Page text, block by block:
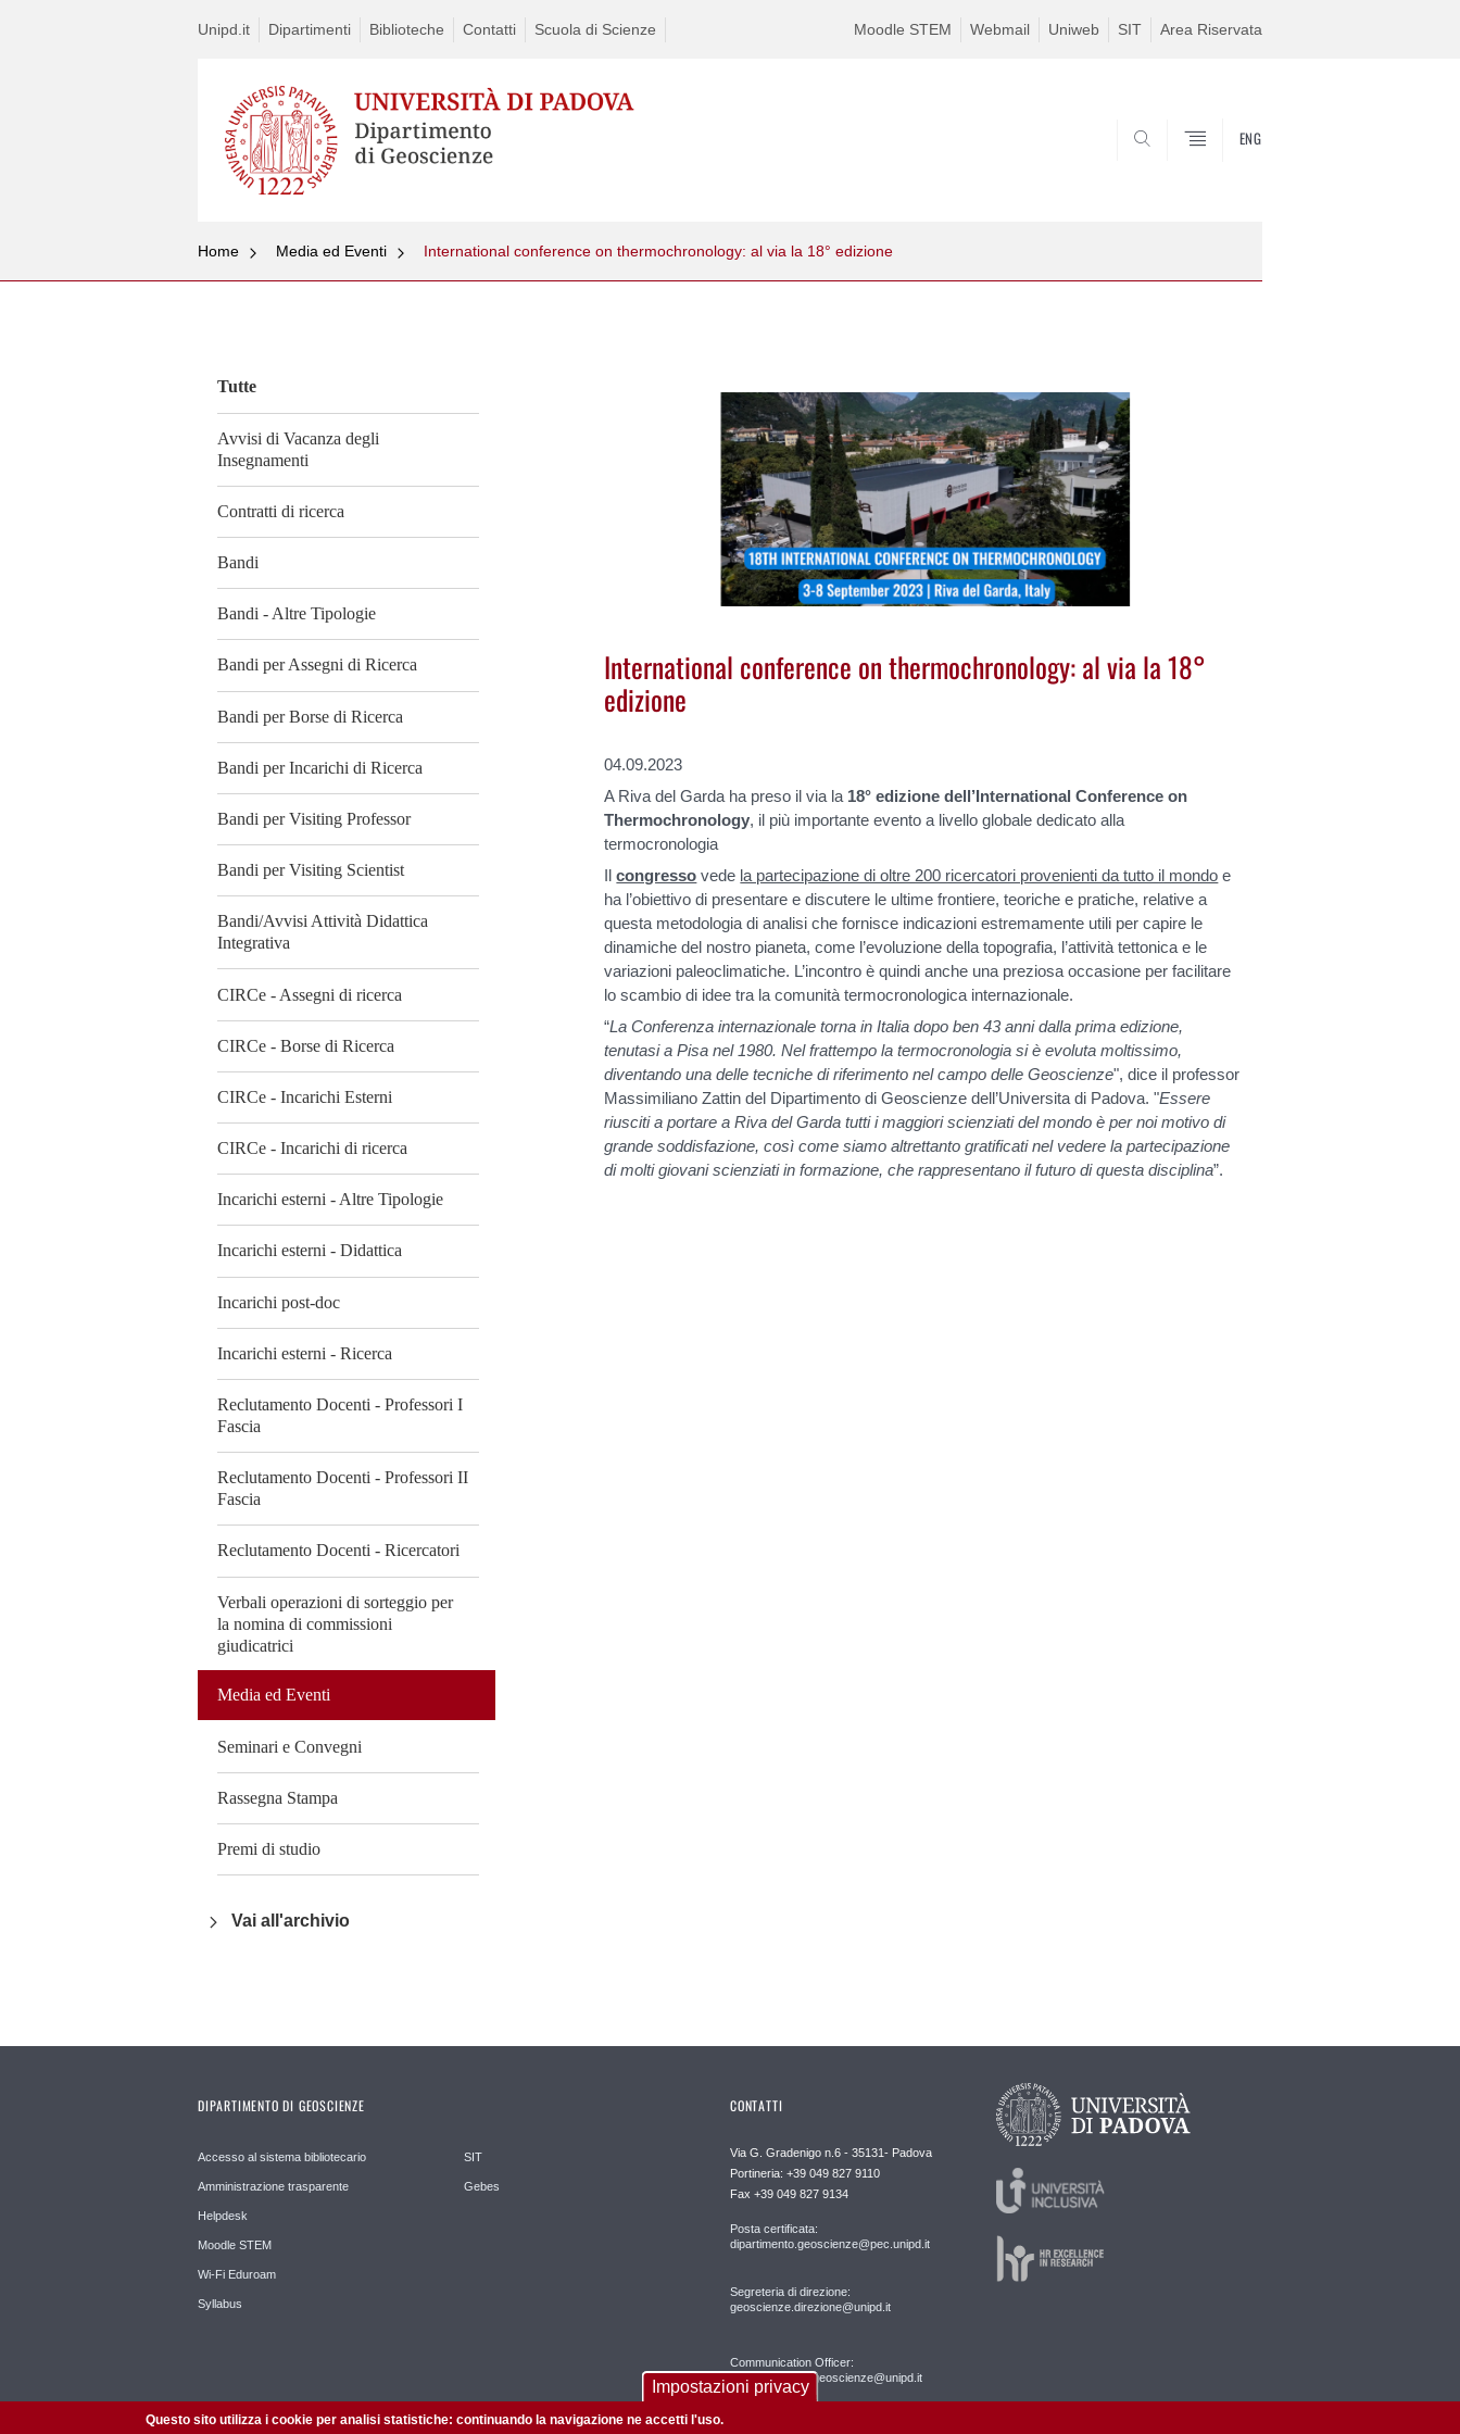
Unipd.it Dipartimenti Biblioteche Contatti Scuola di Scienze Moodle STEM Webmail Uniweb SIT Area Riservata
ENG
Home Media ed Eventi International conference on thermochronology: al via la 18° edizione
Tutte
Avvisi di Vacanza degli
Insegnamenti
Contratti di ricerca
Bandi
Bandi - Altre Tipologie
Bandi per Assegni di Ricerca
Bandi per Borse di Ricerca
Bandi per Incarichi di Ricerca
Bandi per Visiting Professor
Bandi per Visiting Scientist
Bandi/Avvisi Attività Didattica
Integrativa
CIRCe - Assegni di ricerca
CIRCe - Borse di Ricerca
CIRCe - Incarichi Esterni
CIRCe - Incarichi di ricerca
Incarichi esterni - Altre Tipologie
Incarichi esterni - Didattica
Incarichi post-doc
Incarichi esterni - Ricerca
Reclutamento Docenti - Professori I
Fascia
Reclutamento Docenti - Professori II
Fascia
Reclutamento Docenti - Ricercatori
Verbali operazioni di sorteggio per
la nomina di commissioni
giudicatrici
Media ed Eventi
Seminari e Convegni
Rassegna Stampa
Premi di studio
Vai all'archivio
International conference on thermochronology: al via la 18°
edizione
04.09.2023
A Riva del Garda ha preso il via la 18° edizione dell’International Conference on
Thermochronology, il più importante evento a livello globale dedicato alla
termocronologia
Ilcongresso vede la partecipazione di oltre 200 ricercatori provenienti da tutto il mondo e
ha l’obiettivo di presentare e discutere le ultime frontiere, teoriche e pratiche, relative a
questa metodologia di analisi che fornisce indicazioni estremamente utili per capire le
dinamiche del nostro pianeta, come l’evoluzione della topografia, l’attività tettonica e le
variazioni paleoclimatiche. L’incontro è quindi anche una preziosa occasione per facilitare
lo scambio di idee tra la comunità termocronologica internazionale.
“La Conferenza internazionale torna in Italia dopo ben 43 anni dalla prima edizione,
tenutasi a Pisa nel 1980. Nel frattempo la termocronologia si è evoluta moltissimo,
diventando una delle tecniche di riferimento nel campo delle Geoscienze", dice il professor
Massimiliano Zattin del Dipartimento di Geoscienze dell’Universitа di Padova. "Essere
riusciti a portare a Riva del Garda tutti i maggiori scienziati del mondo è per noi motivo di
grande soddisfazione, così come siamo altrettanto gratificati nel vedere la partecipazione
di molti giovani scienziati in formazione, che rappresentano il futuro di questa disciplina”.
DIPARTIMENTO DI GEOSCIENZE
Accesso al sistema bibliotecario
Amministrazione trasparente
Helpdesk
Moodle STEM
Wi-Fi Eduroam
Syllabus
SIT
Gebes
CONTATTI
Via G. Gradenigo n.6 - 35131- Padova
Portineria: +39 049 827 9110
Fax +39 049 827 9134
Posta certificata:
dipartimento.geoscienze@pec.unipd.it
Segreteria di direzione:
geoscienze.direzione@unipd.it
Communication Officer:
comunicazione.geoscienze@unipd.it
Impostazioni privacy
Questo sito utilizza i cookie per analisi statistiche: continuando la navigazione ne accetti l'uso.